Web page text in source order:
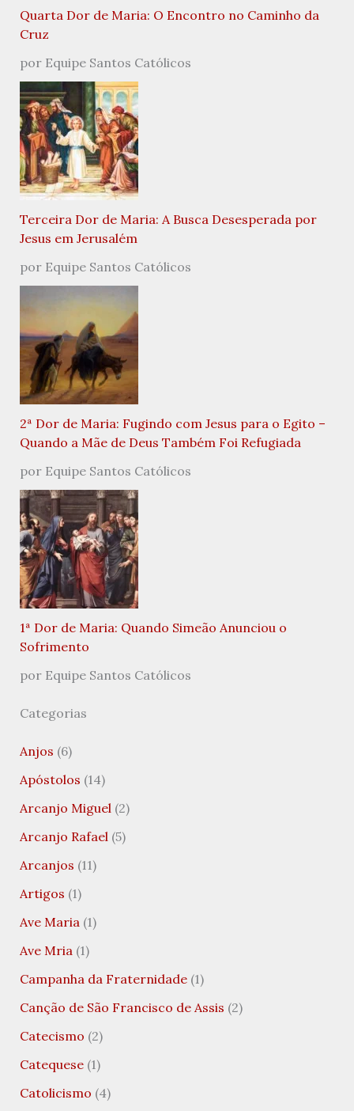
Quarta Dor de Maria: O Encontro no Caminho da
Cruz
por Equipe Santos Católicos
Terceira Dor de Maria: A Busca Desesperada por
Jesus em Jerusalém
por Equipe Santos Católicos
2ª Dor de Maria: Fugindo com Jesus para o Egito –
Quando a Mãe de Deus Também Foi Refugiada
por Equipe Santos Católicos
1ª Dor de Maria: Quando Simeão Anunciou o
Sofrimento
por Equipe Santos Católicos
Categorias
Anjos (6)
Apóstolos (14)
Arcanjo Miguel (2)
Arcanjo Rafael (5)
Arcanjos (11)
Artigos (1)
Ave Maria (1)
Ave Mria (1)
Campanha da Fraternidade(1)
Canção de São Francisco de Assis (2)
Catecismo (2)
Catequese(1)
Catolicismo (4)